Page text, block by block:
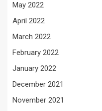
May 2022
April 2022
March 2022
February 2022
January 2022
December 2021
November 2021